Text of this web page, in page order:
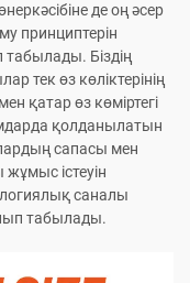
де оң әсер
принциптерін
Біздің
тек өз көліктерінің
қатар өз көміртегі
қолданылатын
сапасы мен
істеуін
саналы
табылады.